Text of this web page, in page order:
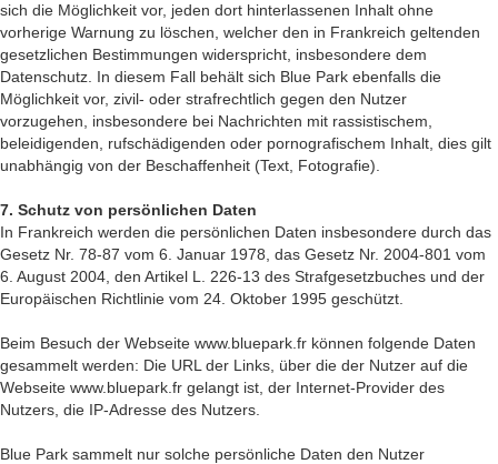
sich die Möglichkeit vor, jeden dort hinterlassenen Inhalt ohne
vorherige Warnung zu löschen, welcher den in Frankreich geltenden
gesetzlichen Bestimmungen widerspricht, insbesondere dem
Datenschutz. In diesem Fall behält sich Blue Park ebenfalls die
Möglichkeit vor, zivil- oder strafrechtlich gegen den Nutzer
vorzugehen, insbesondere bei Nachrichten mit rassistischem,
beleidigenden, rufschädigenden oder pornografischem Inhalt, dies gilt
unabhängig von der Beschaffenheit (Text, Fotografie).
7. Schutz von persönlichen Daten
In Frankreich werden die persönlichen Daten insbesondere durch das
Gesetz Nr. 78-87 vom 6. Januar 1978, das Gesetz Nr. 2004-801 vom
6. August 2004, den Artikel L. 226-13 des Strafgesetzbuches und der
Europäischen Richtlinie vom 24. Oktober 1995 geschützt.
Beim Besuch der Webseite www.bluepark.fr können folgende Daten
gesammelt werden: Die URL der Links, über die der Nutzer auf die
Webseite www.bluepark.fr gelangt ist, der Internet-Provider des
Nutzers, die IP-Adresse des Nutzers.
Blue Park sammelt nur solche persönliche Daten den Nutzer